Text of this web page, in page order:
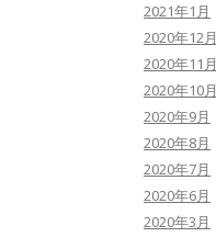
2021年1月
2020年12月
2020年11月
2020年10月
2020年9月
2020年8月
2020年7月
2020年6月
2020年3月